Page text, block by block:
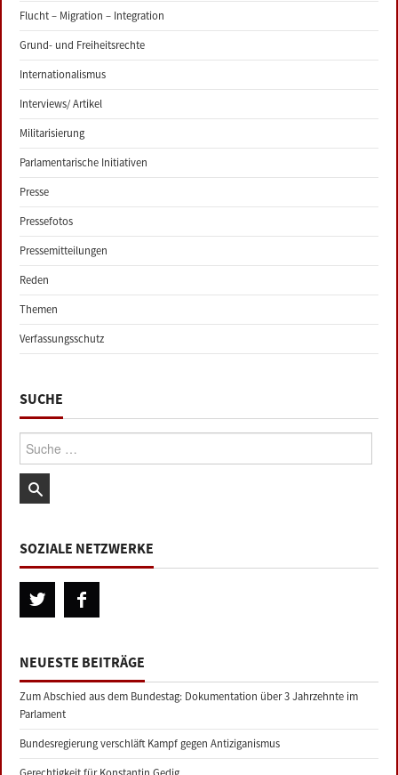
Flucht – Migration – Integration
Grund- und Freiheitsrechte
Internationalismus
Interviews/ Artikel
Militarisierung
Parlamentarische Initiativen
Presse
Pressefotos
Pressemitteilungen
Reden
Themen
Verfassungsschutz
SUCHE
Suche:
SOZIALE NETZWERKE
NEUESTE BEITRÄGE
Zum Abschied aus dem Bundestag: Dokumentation über 3 Jahrzehnte im
Parlament
Bundesregierung verschläft Kampf gegen Antiziganismus